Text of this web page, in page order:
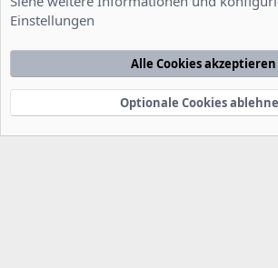
Nutzungsbedingungen
Startseite
e
Community platform by XenForo® © 2010-2022 XenForo
xenDach©2010-2014
Einstellungen
Alle Cookies akzeptieren
Optionale Cookies